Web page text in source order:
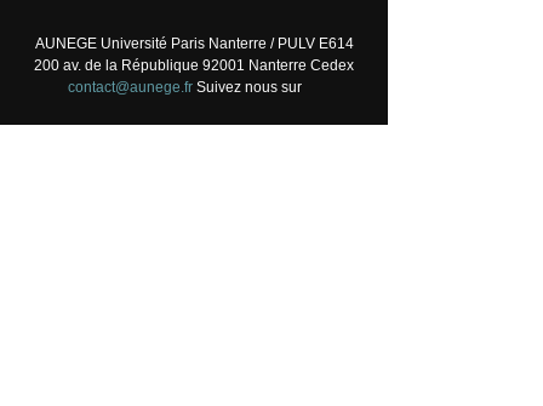
AUNEGE Université Paris Nanterre / PULV E614
200 av. de la République 92001 Nanterre Cedex
contact@aunege.frSuivez nous sur